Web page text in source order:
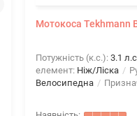
Мотокоса Tekhmann
Потужність (к.с.): 3.1 л.с
елемент: Ніж/Ліска
Велосипедна